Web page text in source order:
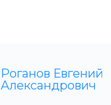
Роганов Евгений
Александрович